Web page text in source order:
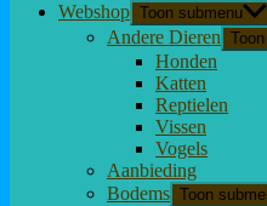
Webshop Toon submenu
Andere Dieren
Honden
Katten
Reptielen
Vissen
Vogels
Aanbieding
Bodems Toon